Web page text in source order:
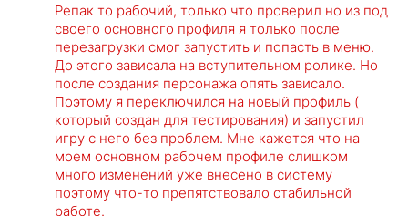
Репак то рабочий, только что проверил но из под
своего основного профиля я только после
перезагрузки смог запустить и попасть в меню.
До этого зависала на вступительном ролике. Но
после создания персонажа опять зависало.
Поэтому я переключился на новый профиль (
который создан для тестирования) и запустил
игру с него без проблем. Мне кажется что на
моем основном рабочем профиле слишком
много изменений уже внесено в систему
поэтому что-то препятствовало стабильной
работе.